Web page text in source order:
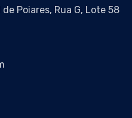
Poiares, Rua G, Lote 58